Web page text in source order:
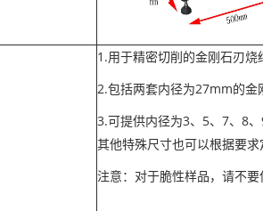
1.用于精密切削的金刚石刃烧
2.包括两套内径为27mm的金
3.可提供内径为3、5、7、8
其他特殊尺寸也可以根据要求
注意：对于脆性样品，请不